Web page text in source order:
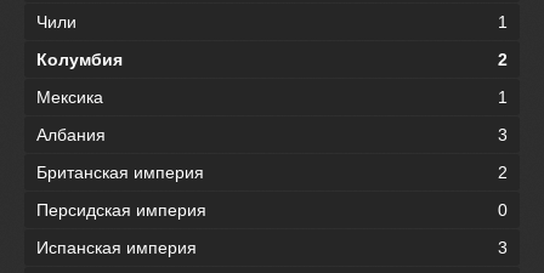
Чили
1
Колумбия
2
Мексика
1
Албания
3
Британская империя
2
Персидская империя
0
Испанская империя
3